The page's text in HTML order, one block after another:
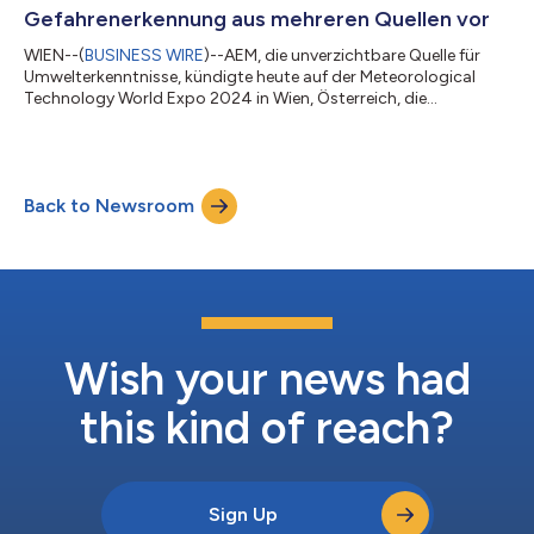
Gefahrenerkennung aus mehreren Quellen vor
WIEN--(BUSINESS WIRE)--AEM, die unverzichtbare Quelle für
Umwelterkenntnisse, kündigte heute auf der Meteorological
Technology World Expo 2024 in Wien, Österreich, die
kollaborative Widerstandsfähigkeit, die Organisationen in die
Lage versetzt, effektiver zusammenzuarbeiten, um eskalierende
Umweltrisiken zu mindern. Die Mehrfachquellen-Ge...
Back to Newsroom
Wish your news had
this kind of reach?
Sign Up